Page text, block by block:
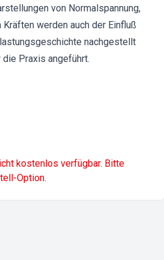
von Normalspannung,
Kräften werden auch der Einfluß
nachgestellt
Praxis angeführt.
kostenlos verfügbar. Bitte
Option.